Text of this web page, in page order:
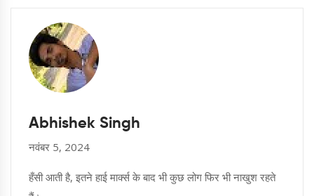
Abhishek Singh
नवंबर 5, 2024
हँसी आती है, इतने हाई मार्क्स के बाद भी कुछ लोग फिर भी नाखुश रहते